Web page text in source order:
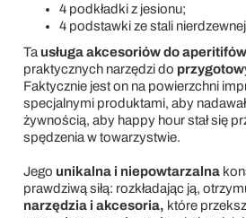
4 podkładki z jesionu;
4 podstawki ze stali
Ta usługa akcesoriów do aperitifów
praktycznych narzędzi do
Faktycznie jest on na powierzchni
specjalnymi produktami, aby
żywnością, aby happy hour stał się
spędzenia w towarzystwie.
Jego unikalna i niepowtarzalna
prawdziwą siłą: rozkładając ją,
narzędzia i akcesoria, które